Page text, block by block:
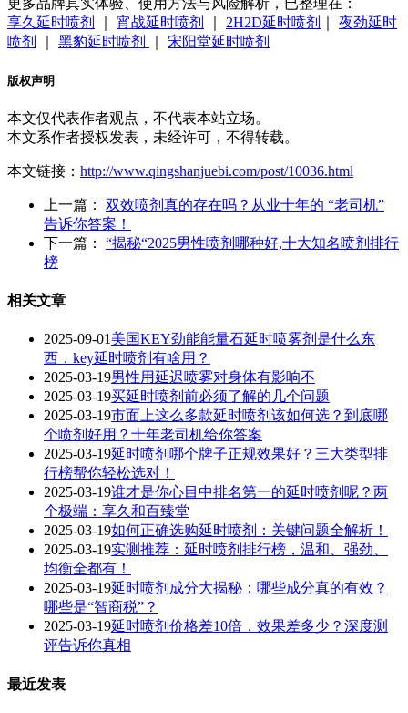
更多品牌真实体验、使用方法与风险解析，已整理在：
享久延时喷剂
宵战延时喷剂 2H2D延时喷剂
夜劲延时
喷剂
黑豹延时喷剂 宋阳堂延时喷剂
版权声明
本文仅代表作者观点，不代表本站立场。
本文系作者授权发表，未经许可，不得转载。
本文链接： http://www.qingshanjuebi.com/post/10036.html
上一篇： 双效喷剂真的存在吗？从业十年的 “老司机”
告诉你答案！
下一篇： “揭秘“2025男性喷剂哪种好,十大知名喷剂排行
榜
相关文章
2025-09-01 美国KEY劲能能量石延时喷雾剂是什么东
西，key延时喷剂有啥用？
2025-03-19男性用延迟喷雾对身体有影响不
2025-03-19买延时喷剂前必须了解的几个问题
2025-03-19市面上这么多款延时喷剂该如何选？到底哪
个喷剂好用？十年老司机给你答案
2025-03-19延时喷剂哪个牌子正规效果好？三大类型排
行榜帮你轻松选对！
2025-03-19谁才是你心目中排名第一的延时喷剂呢？两
个极端：享久和百臻堂
2025-03-19如何正确选购延时喷剂：关键问题全解析！
2025-03-19实测推荐：延时喷剂排行榜，温和、强劲、
均衡全都有！
2025-03-19延时喷剂成分大揭秘：哪些成分真的有效？
哪些是“智商税”？
2025-03-19延时喷剂价格差10倍，效果差多少？深度测
评告诉你真相
最近发表